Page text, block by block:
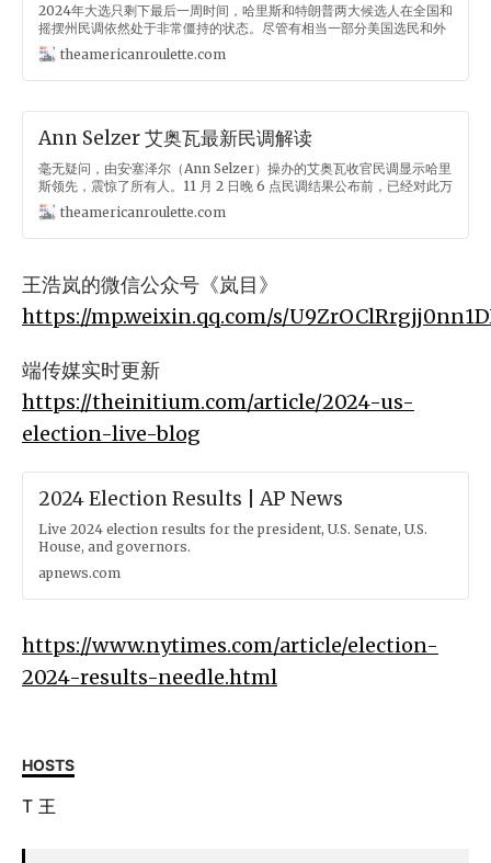
2024年大选只剩下最后一周时间，哈里斯和特朗普两大候选人在全国和
摇摆州民调依然处于非常僵持的状态。尽管有相当一部分美国选民和外
界观察者都已笃信特朗普已然锁定了胜局，但民调所显示的，依然是一
个难分伯仲的五五开式选举，任何一方，都有可能在这种 「肉搏局」 中
笑到最后。正如之前两篇关于民调和宏观态势的文章所提到的那样，有
极化，两党乃至摇摆选民行为都十分固化的当今美国政坛中，只有从具
体关键的摇摆州的政治地理和选民群组等较为细化的环节去推导分析政
坛大势下的小动向，或许才能给这场扑朔迷离的选举提供一个较好的选
前盘点分析。 2020年大选前，也是出于类似这种对宏观层面讨论的厌
倦，选择了就当时认为的各大摇摆州进行了逐个分析，取得了还算不错
的效果。虽然事后看来，民调的离谱程度导致了许多大方向判断有误，
现在来看肯定不能算是摇摆州的艾奥瓦和俄亥俄，也被当成了专题文章
进行了梳理。但总的来看，许多基于微观角度，特别是选民结构变化的
列，却一拖再拖到了最后一周还迟迟不能开始动笔，多少是有些惭
theamericanroulette.com
Ann Selzer 艾奥瓦最新民调解读
毫无疑问，由安·塞泽尔（Ann Selzer）操办的艾奥瓦收官民调显示哈里
斯领先，震惊了所有人。11 月 2 日晚 6 点民调结果公布前，已经对此万
众期待的推特上没有一个人认为哈里斯会在大众认知中沦为红州的艾奥
瓦民调中取得领先，都是在算哈里斯输几个点，以及其对应的全国/中西
部局势。 肯定有人就问了，既然这个结果和基础政治认知差别如此之
分点一样被当作异常民调扔进垃圾桶吗？熟悉美国政治和民调业的朋友
都知道，如果这个民调不是塞尔泽经手的收官民调，确实大部分人就会
把这个结果当成毫无意义的垃圾。但同样听上去离谱的话，由美国民调
界仅存的头号传奇塞尔泽说出来，就不得不让两党和我们都高度重视。
殊原因，就是因为她即准又稳，总是拒绝和其他民调机构那样，在最后
时候采取向大众认知靠拢的民调操作（Herding），却又能够非常精准
地捕捉到选举前全国大势下的微观选民变动。2008 年民主党党团，只
有塞尔泽准确的预见了奥巴马的爆冷胜出，让她一战成名，而到了其他
金牌民调纷纷
theamericanroulette.com
王浩岚的微信公众号《岚目》
https://mp.weixin.qq.com/s/
端传媒实时更新
https://theinitium.com/article/2024-us-
election-live-blog
2024 Election Results | AP News
Live 2024 election results for the president, U.S. Senate, U.S.
House, and governors.
apnews.com
https://www.nytimes.com/article/election-
2024-results-needle.html
HOSTS
T 王